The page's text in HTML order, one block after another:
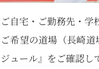
ご自宅・ご勤務先・学
ご希望の道場（長崎
ジュール』をご確認し